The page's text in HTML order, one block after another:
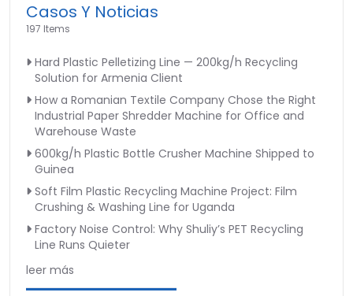
Casos Y Noticias
197 Items
Hard Plastic Pelletizing Line — 200kg/h Recycling
Solution for Armenia Client
How a Romanian Textile Company Chose the Right
Industrial Paper Shredder Machine for Office and
Warehouse Waste
600kg/h Plastic Bottle Crusher Machine Shipped to
Guinea
Soft Film Plastic Recycling Machine Project: Film
Crushing & Washing Line for Uganda
Factory Noise Control: Why Shuliy’s PET Recycling
Line Runs Quieter
leer más